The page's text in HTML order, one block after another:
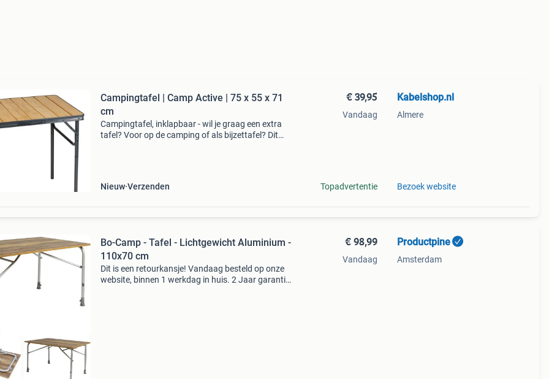
Campingtafel | Camp Active | 75 x 55 x 71
cm
Campingtafel, inklapbaar - wil je graag een extra
tafel? Voor op de camping of als bijzettafel? Dit
Nieuw Verzenden
€ 39,95
Vandaag
Topadvertentie
Kabelshop.nl
Almere
Bezoek website
Bo-Camp - Tafel - Lichtgewicht Aluminium -
110x70 cm
Dit is een retourkansje! Vandaag besteld op onze
website, binnen 1 werkdag in huis. 2 Jaar garantie.
€ 98,99
Vandaag
Productpine
Amsterdam